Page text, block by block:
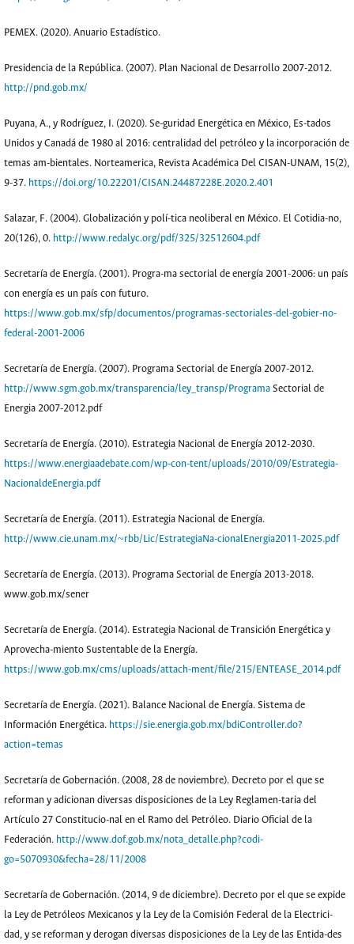
PEMEX. (2020). Anuario Estadístico.
Presidencia de la República. (2007). Plan Nacional de Desarrollo 2007-2012.
http://pnd.gob.mx/
Puyana, A., y Rodríguez, I. (2020). Se-guridad Energética en México, Es-tados
Unidos y Canadá de 1980 al 2016: centralidad del petróleo y la incorporación de
temas am-bientales. Norteamerica, Revista Académica Del CISAN-UNAM, 15(2),
9-37. https://doi.org/10.22201/CISAN.24487228E.2020.2.401
Salazar, F. (2004). Globalización y polí-tica neoliberal en México. El Cotidia-no,
20(126), 0. http://www.redalyc.org/pdf/325/32512604.pdf
Secretaría de Energía. (2001). Progra-ma sectorial de energía 2001-2006: un país
con energía es un país con futuro.
https://www.gob.mx/sfp/documentos/programas-sectoriales-del-gobier-no-
federal-2001-2006
Secretaría de Energía. (2007). Programa Sectorial de Energía 2007-2012.
http://www.sgm.gob.mx/transparencia/ley_transp/Programa Sectorial de
Energia 2007-2012.pdf
Secretaría de Energía. (2010). Estrategia Nacional de Energía 2012-2030.
https://www.energiaadebate.com/wp-con-tent/uploads/2010/09/Estrategia-
NacionaldeEnergia.pdf
Secretaría de Energía. (2011). Estrategia Nacional de Energía.
http://www.cie.unam.mx/~rbb/Lic/EstrategiaNa-cionalEnergia2011-2025.pdf
Secretaría de Energía. (2013). Programa Sectorial de Energía 2013-2018.
www.gob.mx/sener
Secretaría de Energía. (2014). Estrategia Nacional de Transición Energética y
Aprovecha-miento Sustentable de la Energía.
https://www.gob.mx/cms/uploads/attach-ment/file/215/ENTEASE_2014.pdf
Secretaría de Energía. (2021). Balance Nacional de Energía. Sistema de
Información Energética. https://sie.energia.gob.mx/bdiController.do?
action=temas
Secretaría de Gobernación. (2008, 28 de noviembre). Decreto por el que se
reforman y adicionan diversas disposiciones de la Ley Reglamen-taria del
Artículo 27 Constitucio-nal en el Ramo del Petróleo. Diario Oficial de la
Federación. http://www.dof.gob.mx/nota_detalle.php?codi-
go=5070930&fecha=28/11/2008
Secretaría de Gobernación. (2014, 9 de diciembre). Decreto por el que se expide
la Ley de Petróleos Mexicanos y la Ley de la Comisión Federal de la Electrici-
dad, y se reforman y derogan diversas disposiciones de la Ley de las Entida-des